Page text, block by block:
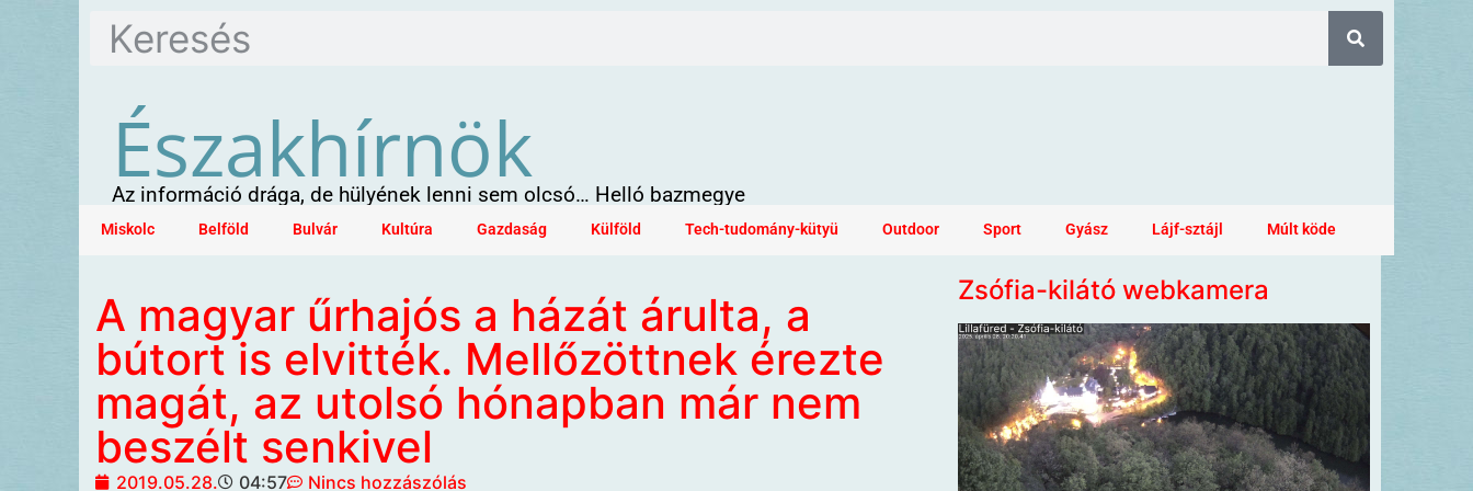
Északhírnök
Az információ drága, de hülyének lenni sem olcsó… Helló bazmegye
Miskolc Belföld Bulvár Kultúra Gazdaság Külföld Tech-tudomány-kütyü Outdoor Sport Gyász Lájf-sztájl Múlt köde
A magyar űrhajós a házát árulta, a
bútort is elvitték. Mellőzöttnek érezte
magát, az utolsó hónapban már nem
beszélt senkivel
2019.05.28. 04:57 Nincs hozzászólás
Zsófia-kilátó webkamera